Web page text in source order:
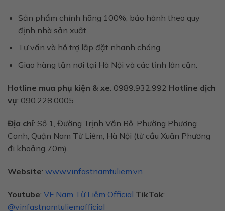
Sản phẩm chính hãng 100%, bảo hành theo quy
định nhà sản xuất.
Tư vấn và hỗ trợ lắp đặt nhanh chóng.
Giao hàng tận nơi tại Hà Nội và các tỉnh lân cận.
Hotline mua phụ kiện & xe: 0989.932.992 Hotline dịch
vụ: 090.228.0005
Địa chỉ: Số 1, Đường Trịnh Văn Bô, Phường Phương
Canh, Quận Nam Từ Liêm, Hà Nội (từ cầu Xuân Phương
đi khoảng 70m).
Website: www.vinfastnamtuliem.vn
Youtube: VF Nam Từ Liêm Official TikTok:
@vinfastnamtuliemofficial